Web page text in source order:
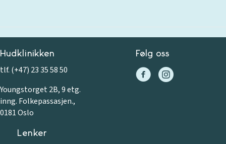
Hudklinikken
tlf. (+47) 23 35 58 50
Youngstorget 2B, 9 etg.
inng. Folkepassasjen.,
0181 Oslo
Følg oss
Lenker